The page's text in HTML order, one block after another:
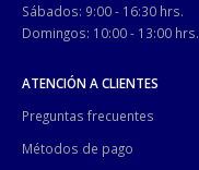
Sábados: 9:00 - 16:30 hrs.
Domingos: 10:00 - 13:00 hrs.
ATENCIÓN A CLIENTES
Preguntas frecuentes
Métodos de pago